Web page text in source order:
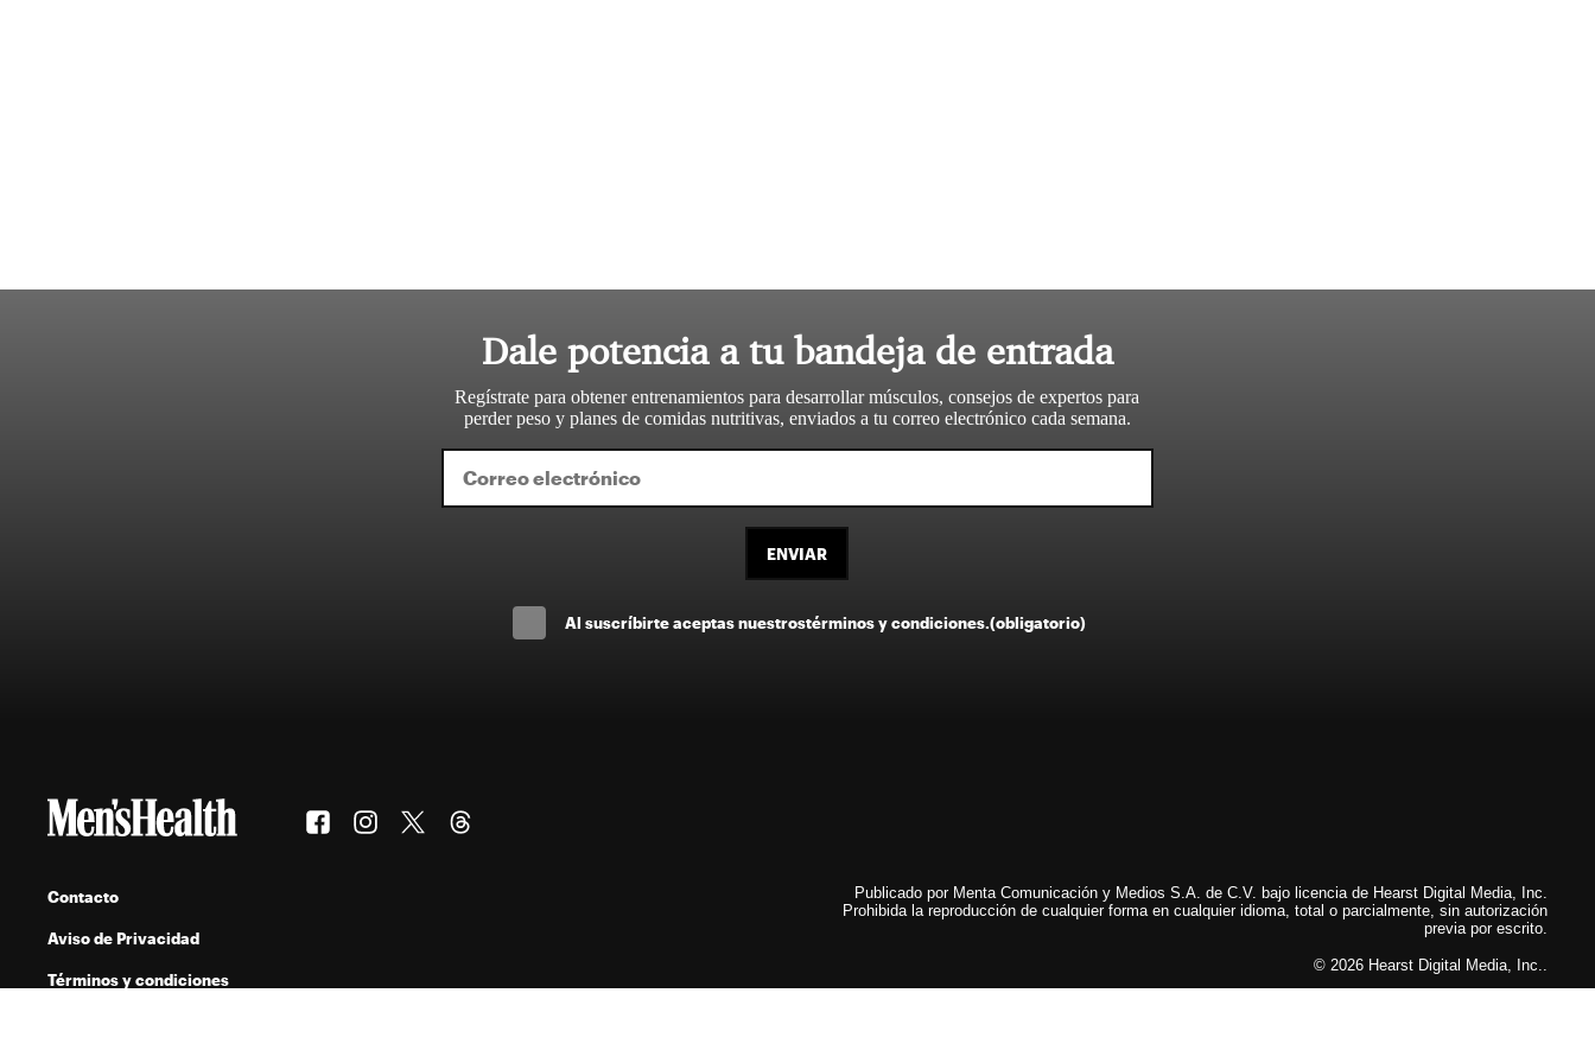
Dale potencia a tu bandeja de entrada
Regístrate para obtener entrenamientos para desarrollar músculos, consejos de expertos para
perder peso y planes de comidas nutritivas, enviados a tu correo electrónico cada semana.
ENVIAR
Al suscríbirte aceptas nuestrostérminos y condiciones.(obligatorio)
Contacto
Aviso de Privacidad
Términos y condiciones
Publicado por Menta Comunicación y Medios S.A. de C.V. bajo licencia de Hearst Digital Media, Inc.
Prohibida la reproducción de cualquier forma en cualquier idioma, total o parcialmente, sin autorización
previa por escrito.
© 2026 Hearst Digital Media, Inc..